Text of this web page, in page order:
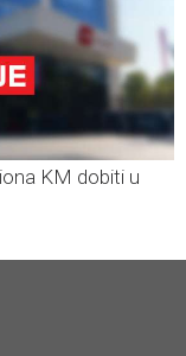
KM dobiti u